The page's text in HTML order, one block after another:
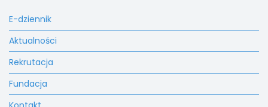
E-dziennik
Aktualności
Rekrutacja
Fundacja